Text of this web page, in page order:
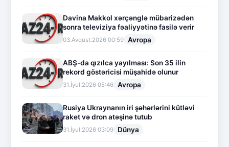
Davina Makkol xərçənglə mübarizədən
sonra televiziya fəaliyyətinə fasilə verir
03.Avqust.2026 00:59 Avropa
ABŞ-da qızılca yayılması: Son 35 ilin
rekord göstəricisi müşahidə olunur
31.İyul.2026 05:46 Avropa
Rusiya Ukraynanın iri şəhərlərini kütləvi
raket və dron atəşinə tutub
31.İyul.2026 03:09 Dünya